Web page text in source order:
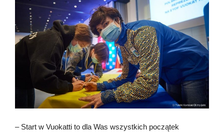
– Start w Vuokatti to dla Was wszystkich początek